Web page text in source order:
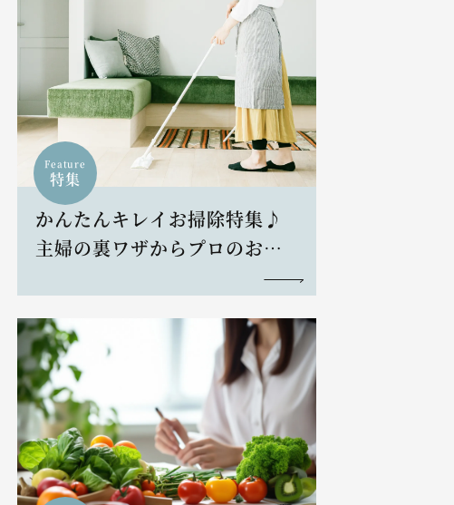
Feature
特集
かんたんキレイお掃除特集♪
主婦の裏ワザからプロのお掃